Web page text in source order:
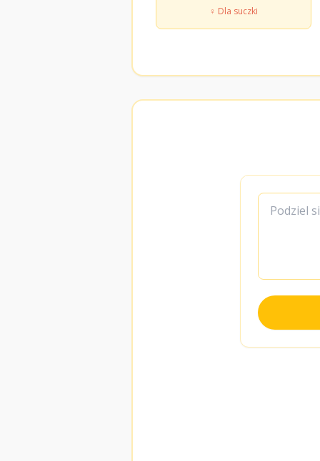
♀ Dla suczki